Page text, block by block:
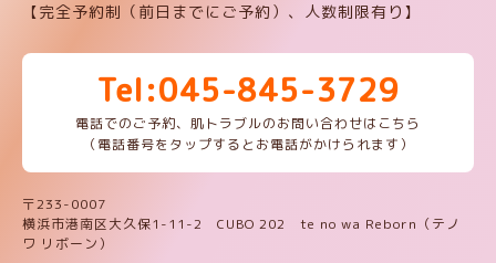
【完全予約制（前日までにご予約）、人数制限有り】
Tel:045-845-3729
電話でのご予約、肌トラブルのお問い合わせはこちら
（電話番号をタップするとお電話がかけられます）
〒233-0007
横浜市港南区大久保1-11-2 CUBO 202 te no wa Reborn（テノ
ワ リボーン）